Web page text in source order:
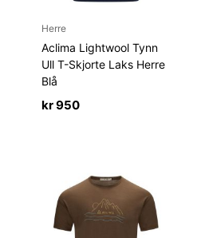
Herre
Aclima Lightwool Tynn
Ull T-Skjorte Laks Herre
Blå
kr950